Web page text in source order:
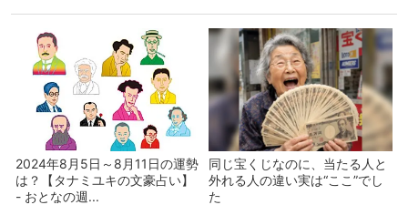
2024年8月5日～8月11日の運勢
は？【タナミユキの文豪占い】
- おとなの週...
同じ宝くじなのに、当たる人と
外れる人の違い実は“ここ”でし
た